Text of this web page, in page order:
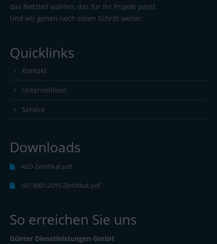
das Netzteil wählen, das für Ihr Projekt passt.
Und wir gehen noch einen Schritt weiter.
Quicklinks
Kontakt
Unternehmen
Service
Downloads
AEO-Zertifikat.pdf
ISO 9001:2015-Zertifikat.pdf
So erreichen Sie uns
Günter Dienstleistungen GmbH